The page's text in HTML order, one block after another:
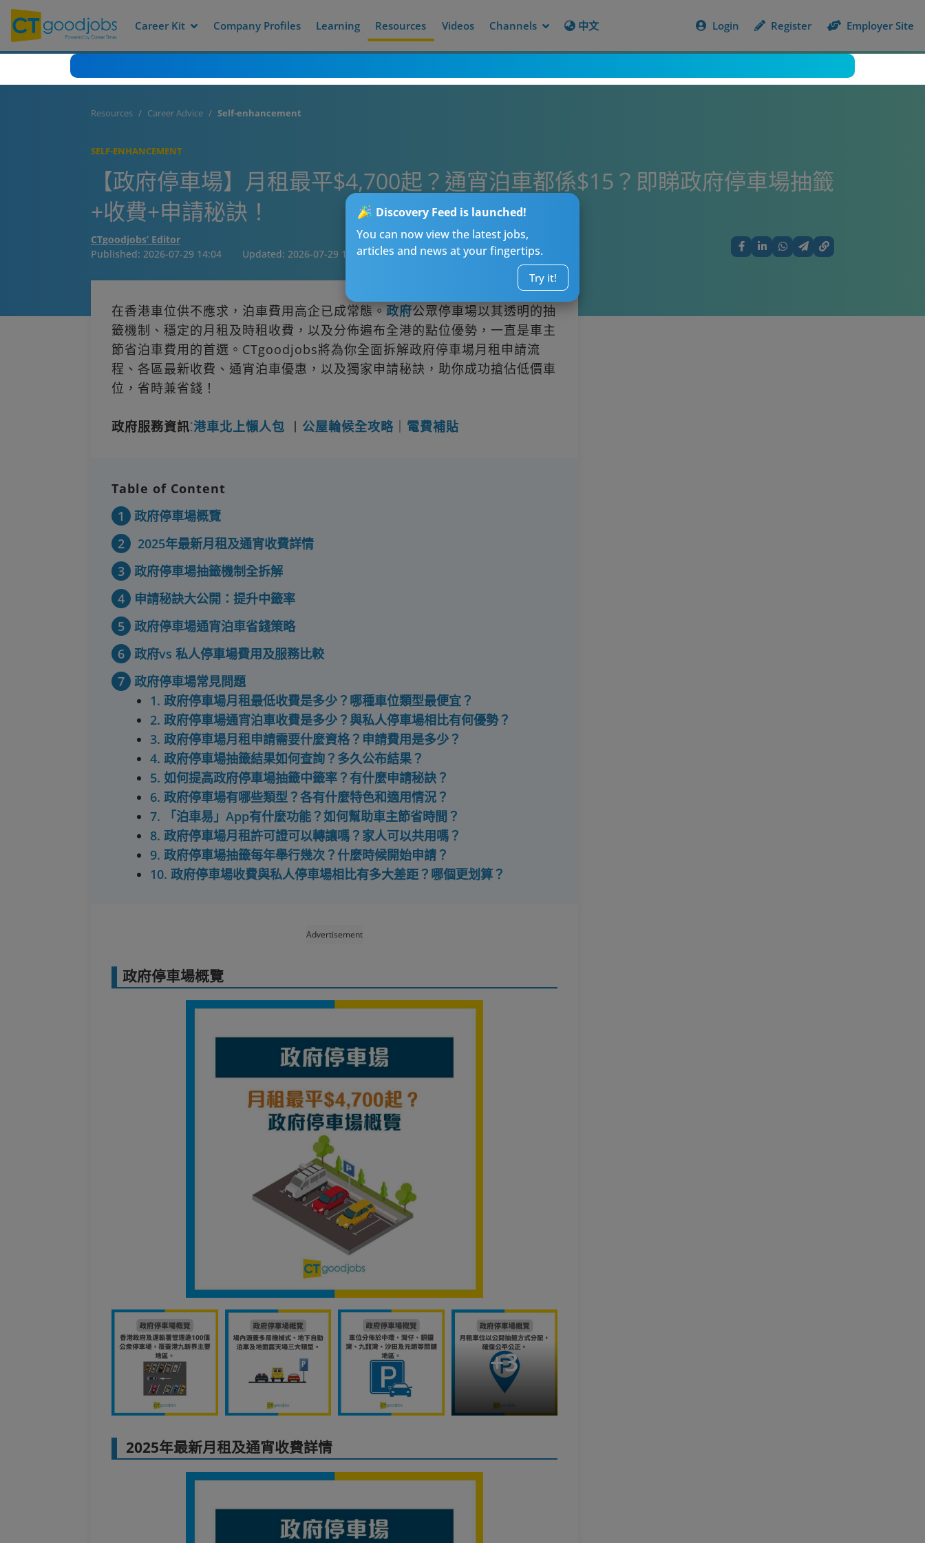
Career Kit Company Profiles Learning Resources Videos Channels 中文 Login Register Employer Site
Discovery Feed is launched!
You can now view the latest jobs,
articles and news at your fingertips.
Try it!
Resources Career Advice Self-enhancement
SELF-ENHANCEMENT
【政府停車場】月租最平$4,700起？通宵泊車都係$15？即睇政府停車場抽籤
+收費+申請秘訣！
CTgoodjobs’ Editor
Published: 2026-07-29 14:04 Updated: 2026-07-29 14:04
在香港車位供不應求，泊車費用高企已成常態。 政府公眾停車場以其透明的抽
籤機制、穩定的月租及時租收費，以及分佈遍布全港的點位優勢，一直是車主
節省泊車費用的首選。CTgoodjobs將為你全面拆解政府停車場月租申請流
程、各區最新收費、通宵泊車優惠，以及獨家申請秘訣，助你成功搶佔低價車
位，省時兼省錢！
政府服務資訊⁚港車北上懶人包 丨 公屋輪候全攻略 電費補貼
Table of Content
1
政府停車場概覽
2
2025年最新月租及通宵收費詳情
3 政府停車場抽籤機制全拆解
4
申請秘訣大公開：提升中籤率
5 政府停車場通宵泊車省錢策略
6 政府vs 私人停車場費用及服務比較
7 政府停車場常見問題
1. 政府停車場月租最低收費是多少？哪種車位類型最便宜？
2. 政府停車場通宵泊車收費是多少？與私人停車場相比有何優勢？
3. 政府停車場月租申請需要什麼資格？申請費用是多少？
4. 政府停車場抽籤結果如何查詢？多久公布結果？
5. 如何提高政府停車場抽籤中籤率？有什麼申請秘訣？
6. 政府停車場有哪些類型？各有什麼特色和適用情況？
7. 「泊車易」App有什麼功能？如何幫助車主節省時間？
8. 政府停車場月租許可證可以轉讓嗎？家人可以共用嗎？
9. 政府停車場抽籤每年舉行幾次？什麼時候開始申請？
10. 政府停車場收費與私人停車場相比有多大差距？哪個更划算？
Advertisement
政府停車場概覽
+3
2025年最新月租及通宵收費詳情